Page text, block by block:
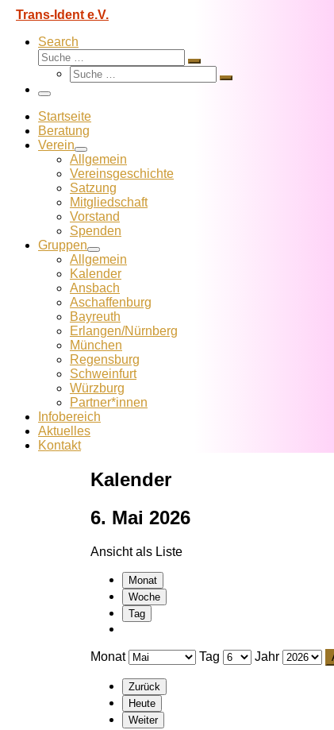
Trans-Ident e.V.
Search
Suche
Suche
Suche
Suche
Menü
Startseite
Beratung
Verein
Allgemein
Vereins­geschichte
Satzung
Mitglied­schaft
Vorstand
Spenden
Gruppen
Allgemein
Kalender
Ansbach
Aschaffenburg
Bayreuth
Erlangen/Nürnberg
München
Regensburg
Schweinfurt
Würzburg
Partner*innen
Infobereich
Aktuelles
Kontakt
Kalender
6. Mai 2026
Ansicht als Liste
Monat
Woche
Tag
Monat Tag Jahr
Zurück
Heute
Weiter